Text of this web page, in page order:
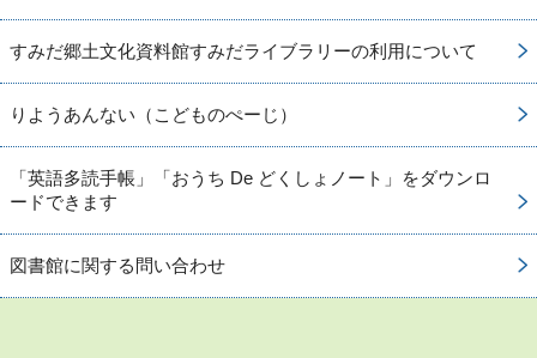
すみだ郷土文化資料館すみだライブラリーの利用について
りようあんない（こどものぺーじ）
「英語多読手帳」「おうち De どくしょノート」をダウンロ
ードできます
図書館に関する問い合わせ